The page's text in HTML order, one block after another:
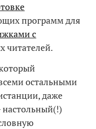
программ для
с
читателей.
остальными
даже
настольный(!)